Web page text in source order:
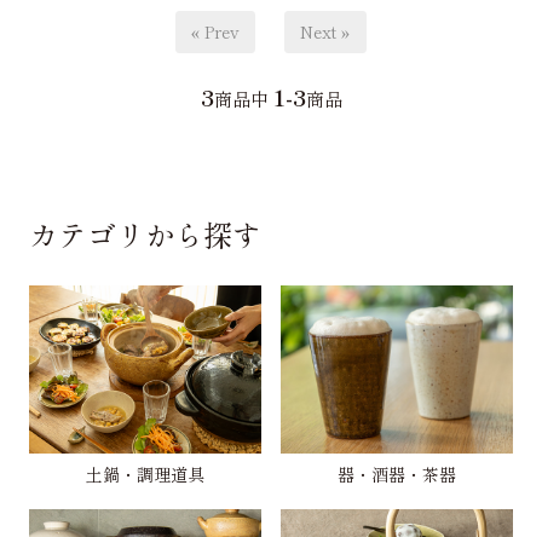
« Prev Next »
3商品中 1-3商品
カテゴリから探す
土鍋・調理道具 器・酒器・茶器